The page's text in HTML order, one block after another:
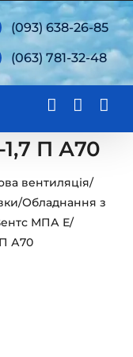
(093) 638-26-85
(063) 781-32-48
П А70
вентиляція/
/Обладнання з
МПА Е/
А70